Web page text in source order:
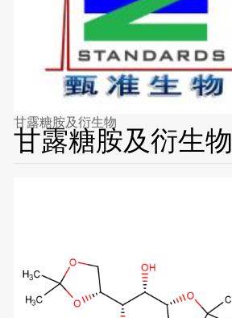
甘露糖胺及衍生物
甘露糖胺及衍生物